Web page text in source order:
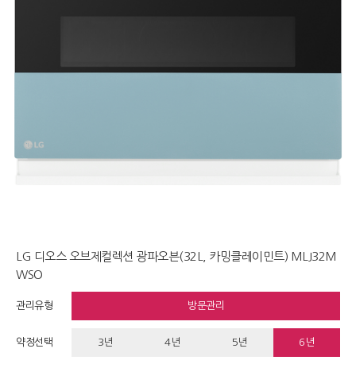
LG 디오스 오브제컬렉션 광파오븐(32L, 카밍클레이민트) MLJ32M
WSO
관리유형 방문관리
약정선택 3년 4년 5년 6년